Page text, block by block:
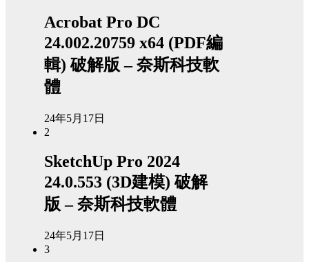
Acrobat Pro DC
24.002.20759 x64 (PDF編
輯) 破解版 – 奈斯科技軟
體
24年5月17日
2
SketchUp Pro 2024
24.0.553 (3D建模) 破解
版 – 奈斯科技軟體
24年5月17日
3